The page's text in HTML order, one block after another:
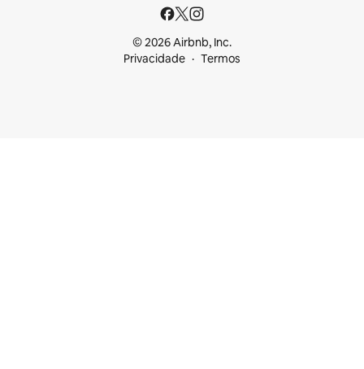
© 2026 Airbnb, Inc.
Privacidade
Termos